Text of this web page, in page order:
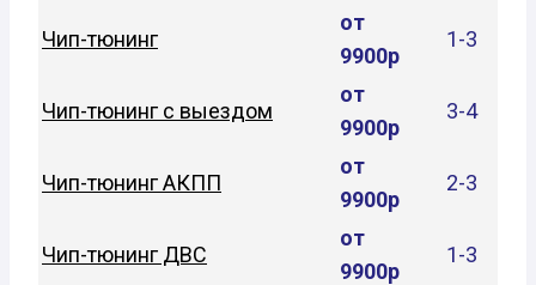
Чип-тюнинг
от
9900р
1-3
Чип-тюнинг с выездом
от
9900р
3-4
Чип-тюнинг АКПП
от
9900р
2-3
Чип-тюнинг ДВС
от
9900р
1-3